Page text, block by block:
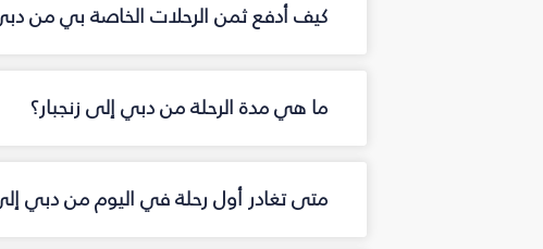
كيف أدفع ثمن الرحلات الخاصة بي من دبي
ما هي مدة الرحلة من دبي إلى زنجبار؟
متى تغادر أول رحلة في اليوم من دبي